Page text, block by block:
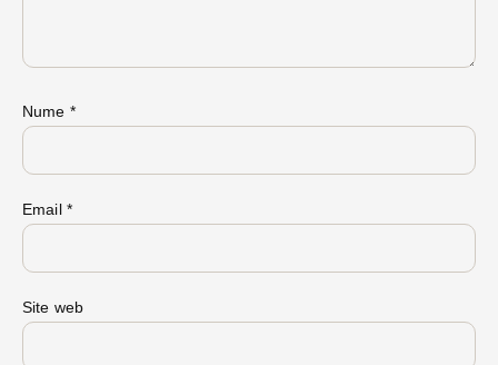
Nume *
Email *
Site web